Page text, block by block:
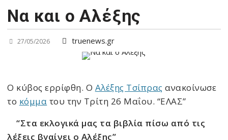
Να και ο Αλέξης
27/05/2026 truenews.gr
Ο κύβος ερρίφθη. Ο Αλέξης Τσίπρας ανακοίνωσε
το κόμμα του την Τρίτη 26 Μαΐου. “ΕΛΑΣ”
“Στα εκλογικά μας τα βιβλία πίσω από τις
λέξεις βγαίνει ο Αλέξης”